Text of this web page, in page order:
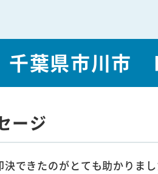
千葉県市川市
ージ
できたのがとても助かりま